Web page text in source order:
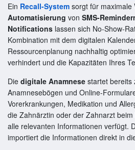
Ein Recall-System sorgt für maximale
Automatisierung von SMS-
Notifications lassen sich No-Show-
Kombination mit dem digitalen
Ressourcenplanung nachhaltig
verhindert und die Kapazitäten Ihres
Die digitale Anamnese startet bereits
Anamnesebögen und Online-
Vorerkrankungen, Medikation und
die Zahnärztin oder der Zahnarzt
alle relevanten Informationen verfügt.
importiert die Informationen direkt in